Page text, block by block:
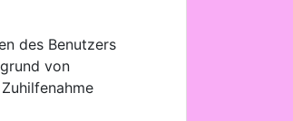
des Benutzers
von